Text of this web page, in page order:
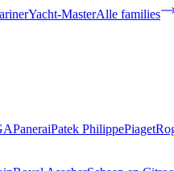
Yacht-MasterAlle families
PaneraiPatek PhilippePiaget